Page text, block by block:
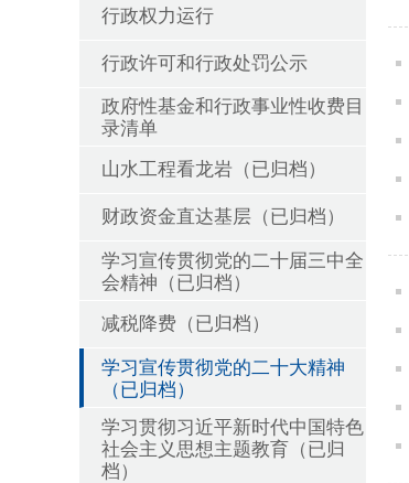
行政权力运行
行政许可和行政处罚公示
政府性基金和行政事业性收费目
录清单
山水工程看龙岩（已归档）
财政资金直达基层（已归档）
学习宣传贯彻党的二十届三中全
会精神（已归档）
减税降费（已归档）
学习宣传贯彻党的二十大精神
（已归档）
学习贯彻习近平新时代中国特色
社会主义思想主题教育（已归
档）